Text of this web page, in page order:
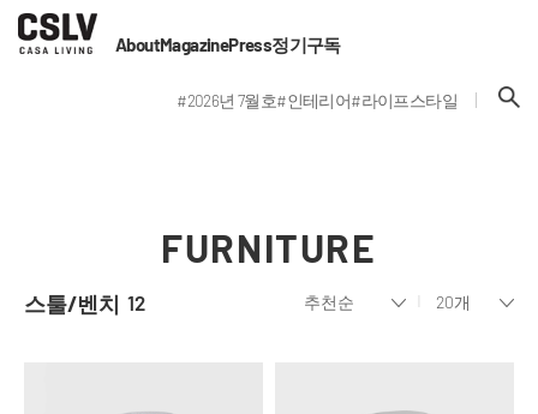
AboutMagazinePress정기구독
#2026년 7월호#인테리어#라이프스타일
FURNITURE
스툴/벤치 12